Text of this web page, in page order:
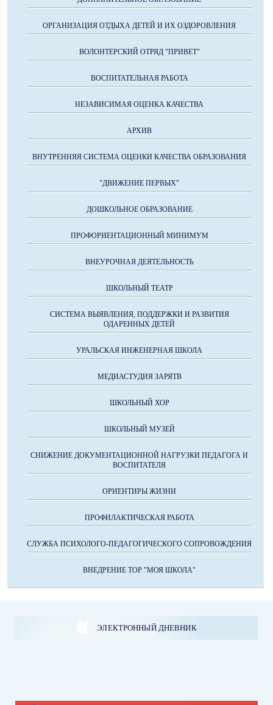
ОРГАНИЗАЦИЯ ОТДЫХА ДЕТЕЙ И ИХ ОЗДОРОВЛЕНИЯ
ВОЛОНТЕРСКИЙ ОТРЯД "ПРИВЕТ"
ВОСПИТАТЕЛЬНАЯ РАБОТА
НЕЗАВИСИМАЯ ОЦЕНКА КАЧЕСТВА
АРХИВ
ВНУТРЕННЯЯ СИСТЕМА ОЦЕНКИ КАЧЕСТВА ОБРАЗОВАНИЯ
"ДВИЖЕНИЕ ПЕРВЫХ"
ДОШКОЛЬНОЕ ОБРАЗОВАНИЕ
ПРОФОРИЕНТАЦИОННЫЙ МИНИМУМ
ВНЕУРОЧНАЯ ДЕЯТЕЛЬНОСТЬ
ШКОЛЬНЫЙ ТЕАТР
СИСТЕМА ВЫЯВЛЕНИЯ, ПОДДЕРЖКИ И РАЗВИТИЯ
ОДАРЕННЫХ ДЕТЕЙ
УРАЛЬСКАЯ ИНЖЕНЕРНАЯ ШКОЛА
МЕДИАСТУДИЯ ЗАРЯТВ
ШКОЛЬНЫЙ ХОР
ШКОЛЬНЫЙ МУЗЕЙ
СНИЖЕНИЕ ДОКУМЕНТАЦИОННОЙ НАГРУЗКИ ПЕДАГОГА И
ВОСПИТАТЕЛЯ
ОРИЕНТИРЫ ЖИЗНИ
ПРОФИЛАКТИЧЕСКАЯ РАБОТА
СЛУЖБА ПСИХОЛОГО-ПЕДАГОГИЧЕСКОГО СОПРОВОЖДЕНИЯ
ВНЕДРЕНИЕ ТОР "МОЯ ШКОЛА"
ЭЛЕКТРОННЫЙ ДНЕВНИК